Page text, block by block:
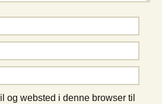
og websted i denne browser til